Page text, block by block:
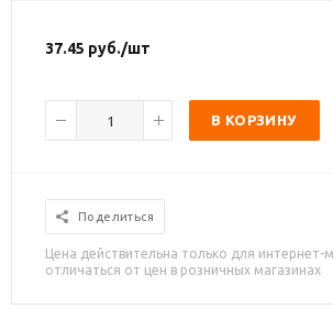
37.45 руб./шт
В КОРЗИНУ
Поделиться
Цена действительна только для интернет-
отличаться от цен в розничных магазинах